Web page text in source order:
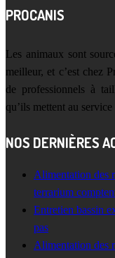
PROCANIS
Les animaux sont
meilleur, et c’est chez
de professionnels à
qu’ils mettent au
NOS DERNIÈRES
Alimentation des
terrarium
Entretien bassin
pas
Alimentation des